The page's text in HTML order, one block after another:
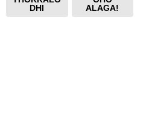
DHI
ALAGA!